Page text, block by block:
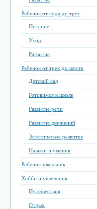
Ребенок от года до трех
Питание
Уход
Развитие
Ребенок от трех до шести
Детский сад
Готовимся к школе
Развитие речи
Развитие движений
Эстетическое развитие
Навыки и умения
Ребенок-школьник
Хобби и увлечения
Путешествия
Отдых